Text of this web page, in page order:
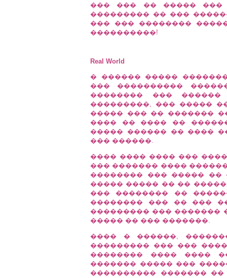
��� ��� �� ����� ���
��������� �� ���
��� ��� ��������
����������!
Real World
� ������ �����
��� ����������
�������� ���
���������, ��� �����
����� ��� �� �������
���� �� ���� ��
����� ������ �� ����
��� ������.
���� ���� ���� ���
��� ������� ����
�������� ��� ����� ��
����� ����� �� ��
��� �������� ��
�������� ��� �� ���
��������� ��� �������
����� �� ��� �������.
���� � ������,
��������� ��� ���
�������� ���� ����
������� ����� ���
���������� �������